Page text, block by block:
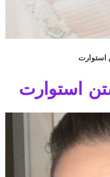
استوارت